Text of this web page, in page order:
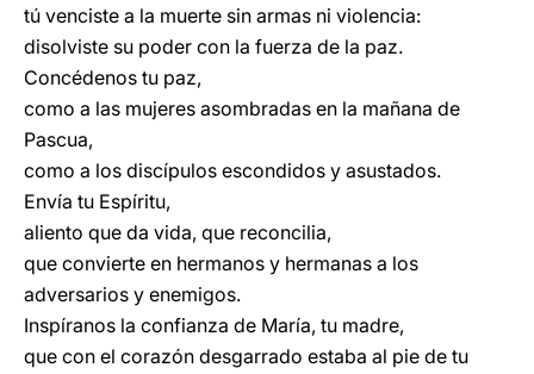
tú venciste a la muerte sin armas ni violencia:
disolviste su poder con la fuerza de la paz.
Concédenos tu paz,
como a las mujeres asombradas en la mañana de
Pascua,
como a los discípulos escondidos y asustados.
Envía tu Espíritu,
aliento que da vida, que reconcilia,
que convierte en hermanos y hermanas a los
adversarios y enemigos.
Inspíranos la confianza de María, tu madre,
que con el corazón desgarrado estaba al pie de tu